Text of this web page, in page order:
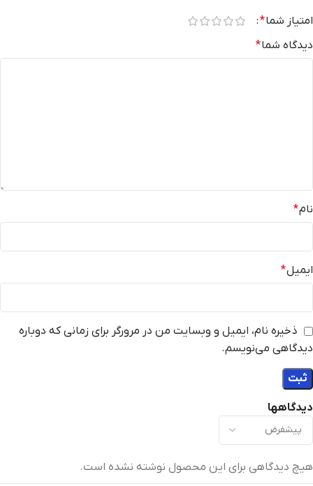
دیدگاهها
هیچ دیدگاهی برای این محصول نوشته نشده است.
امتیاز شما*
دیدگاه شما*
نام*
ایمیل*
ذخیره نام، ایمیل و وبسایت من در مرورگر برای زمانی که دوباره
دیدگاهی می‌نویسم.